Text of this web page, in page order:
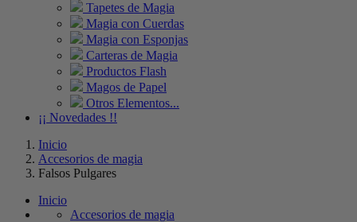
Tapetes de Magia
Magia con Cuerdas
Magia con Esponjas
Carteras de Magia
Productos Flash
Magos de Papel
Otros Elementos...
¡¡ Novedades !!
Inicio
Accesorios de magia
Falsos Pulgares
Inicio
Accesorios de magia